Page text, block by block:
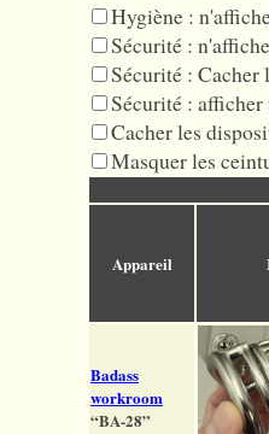
Hygiène :
Sécurité :
Sécurité :
Sécurité :
Cacher les
Masquer les
Appareil
Badass
workroom
“BA-28”